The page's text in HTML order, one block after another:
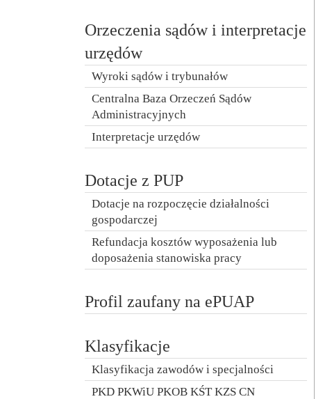
Orzeczenia sądów i interpretacje
urzędów
Wyroki sądów i trybunałów
Centralna Baza Orzeczeń Sądów
Administracyjnych
Interpretacje urzędów
Dotacje z PUP
Dotacje na rozpoczęcie działalności
gospodarczej
Refundacja kosztów wyposażenia lub
doposażenia stanowiska pracy
Profil zaufany na ePUAP
Klasyfikacje
Klasyfikacja zawodów i specjalności
PKD PKWiU PKOB KŚT KZS CN